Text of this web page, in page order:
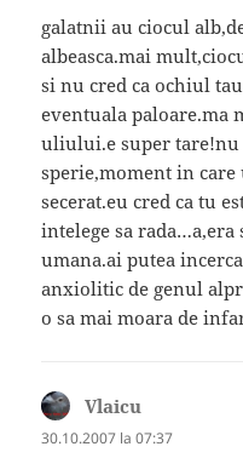
galatnii au ciocul
albeasca.mai
si nu cred ca ochiul
eventuala paloare.ma
uliului.e super
sperie,moment in
secerat.eu cred ca tu
intelege sa rada…a,era
umana.ai putea
anxiolitic de genul
o sa mai moara de
Vlaicu
30.10.2007 la 07:37